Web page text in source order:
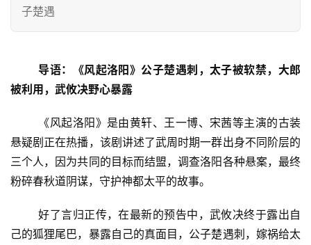
子楚遇
导语：《风起洛阳》公子楚遇刺，太子被软禁，大郎
被利用，武攸决野心暴露
《风起洛阳》是由黄轩、王一博、宋茜等主演的古装
悬疑剧正在热播，该剧讲述了武周时期一群出身不同阶层的
三个人，因为共同的目标而结盟，调查洛阳各种悬案，最终
粉碎春秋道阴谋，守护神都太平的故事。
好了言归正传，在最新的预告中，武攸决终于露出自
己的狐狸尾巴，暴露自己的真面目，公子楚遇刺，嫁祸给太